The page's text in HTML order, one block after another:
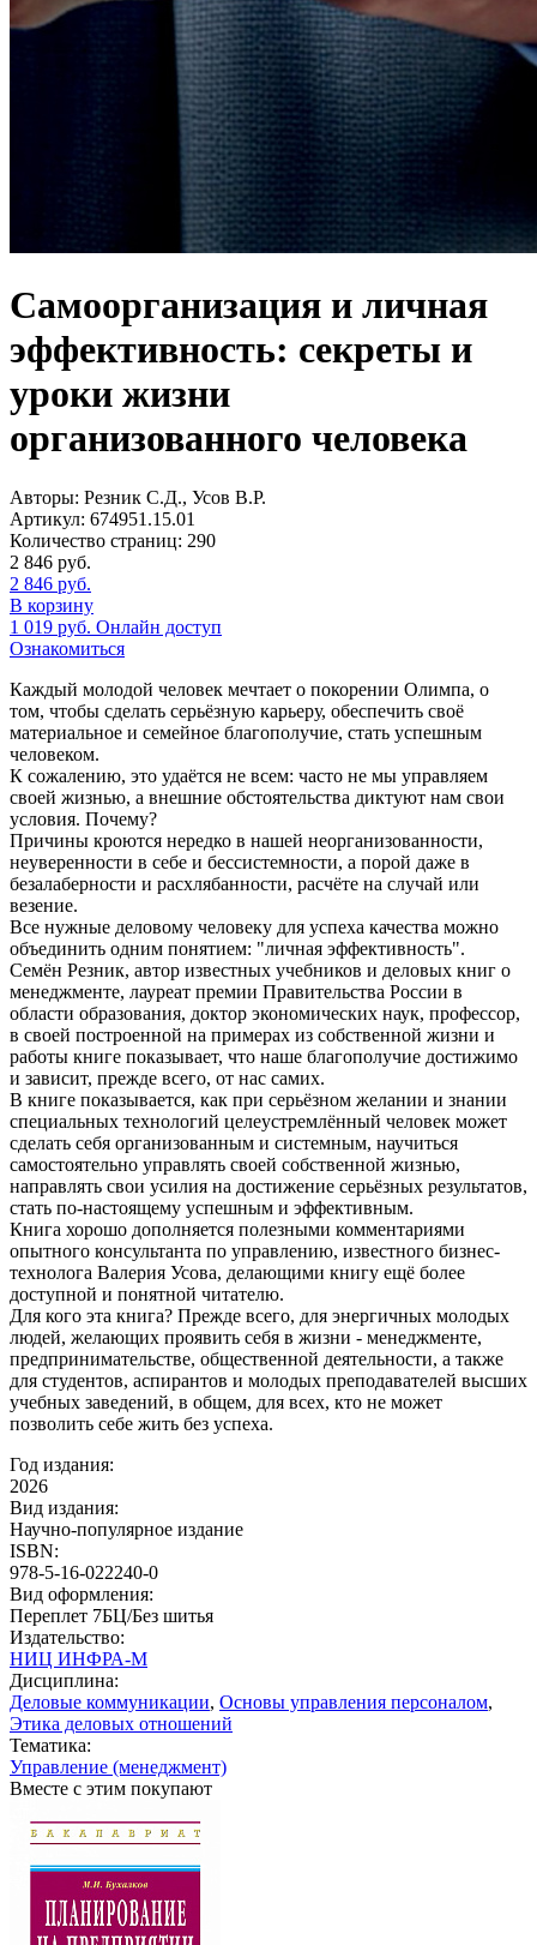
Самоорганизация и личная
эффективность: секреты и
уроки жизни
организованного человека
Авторы: Резник С.Д., Усов В.Р.
Артикул: 674951.15.01
Количество страниц: 290
2 846 руб.
2 846 руб.
В корзину
1 019 руб. Онлайн доступ
Ознакомиться
Каждый молодой человек мечтает о покорении Олимпа, о
том, чтобы сделать серьёзную карьеру, обеспечить своё
материальное и семейное благополучие, стать успешным
человеком.
К сожалению, это удаётся не всем: часто не мы управляем
своей жизнью, а внешние обстоятельства диктуют нам свои
условия. Почему?
Причины кроются нередко в нашей неорганизованности,
неуверенности в себе и бессистемности, а порой даже в
безалаберности и расхлябанности, расчёте на случай или
везение.
Все нужные деловому человеку для успеха качества можно
объединить одним понятием: "личная эффективность".
Семён Резник, автор известных учебников и деловых книг о
менеджменте, лауреат премии Правительства России в
области образования, доктор экономических наук, профессор,
в своей построенной на примерах из собственной жизни и
работы книге показывает, что наше благополучие достижимо
и зависит, прежде всего, от нас самих.
В книге показывается, как при серьёзном желании и знании
специальных технологий целеустремлённый человек может
сделать себя организованным и системным, научиться
самостоятельно управлять своей собственной жизнью,
направлять свои усилия на достижение серьёзных результатов,
стать по-настоящему успешным и эффективным.
Книга хорошо дополняется полезными комментариями
опытного консультанта по управлению, известного бизнес-
технолога Валерия Усова, делающими книгу ещё более
доступной и понятной читателю.
Для кого эта книга? Прежде всего, для энергичных молодых
людей, желающих проявить себя в жизни - менеджменте,
предпринимательстве, общественной деятельности, а также
для студентов, аспирантов и молодых преподавателей высших
учебных заведений, в общем, для всех, кто не может
позволить себе жить без успеха.
Год издания:
2026
Вид издания:
Научно-популярное издание
ISBN:
978-5-16-022240-0
Вид оформления:
Переплет 7БЦ/Без шитья
Издательство:
НИЦ ИНФРА-М
Дисциплина:
Деловые коммуникации, Основы управления персоналом,
Этика деловых отношений
Тематика:
Управление (менеджмент)
Вместе с этим покупают